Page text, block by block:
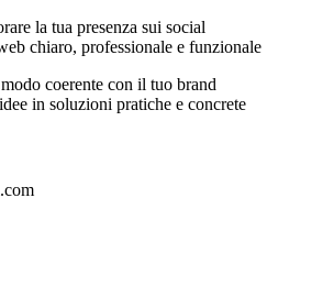
la tua presenza sui social
chiaro, professionale e funzionale
coerente con il tuo brand
in soluzioni pratiche e concrete